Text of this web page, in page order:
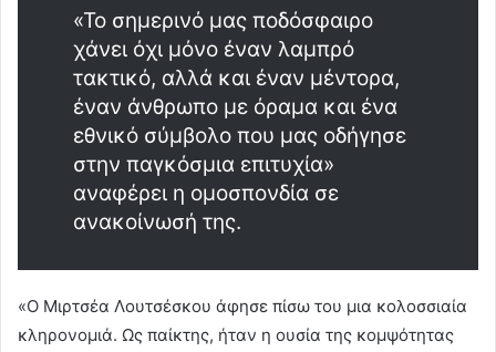
«Το σημερινό μας ποδόσφαιρο
χάνει όχι μόνο έναν λαμπρό
τακτικό, αλλά και έναν μέντορα,
έναν άνθρωπο με όραμα και ένα
εθνικό σύμβολο που μας οδήγησε
στην παγκόσμια επιτυχία»
αναφέρει η ομοσπονδία σε
ανακοίνωσή της.
«Ο Μιρτσέα Λουτσέσκου άφησε πίσω του μια κολοσσιαία
κληρονομιά. Ως παίκτης, ήταν η ουσία της κομψότητας